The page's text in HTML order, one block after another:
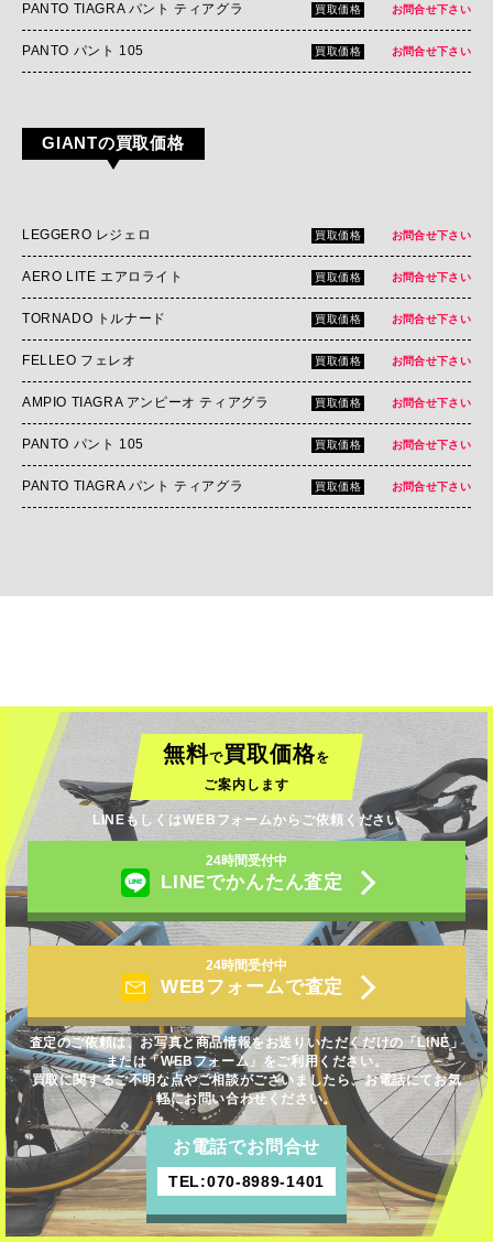
PANTO TIAGRA パント ティアグラ 買取価格 お問合せ下さい
PANTO パント 105 買取価格 お問合せ下さい
GIANTの買取価格
LEGGERO レジェロ 買取価格 お問合せ下さい
AERO LITE エアロライト 買取価格 お問合せ下さい
TORNADO トルナード 買取価格 お問合せ下さい
FELLEO フェレオ 買取価格 お問合せ下さい
AMPIO TIAGRA アンピーオ ティアグラ 買取価格 お問合せ下さい
PANTO パント 105 買取価格 お問合せ下さい
PANTO TIAGRA パント ティアグラ 買取価格 お問合せ下さい
無料で買取価格を
ご案内します
LINEもしくはWEBフォームからご依頼ください
24時間受付中
LINEでかんたん査定
24時間受付中
WEBフォームで査定
査定のご依頼は、お写真と商品情報をお送りいただくだけの「LINE」
または「WEBフォーム」をご利用ください。
買取に関するご不明な点やご相談がございましたら、お電話にてお気
軽にお問い合わせください。
お電話でお問合せ
TEL:070-8989-1401